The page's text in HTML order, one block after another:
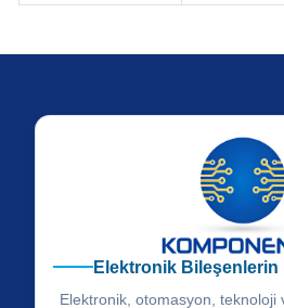
Elektronik
Elektronik, otomasyon, teknoloji